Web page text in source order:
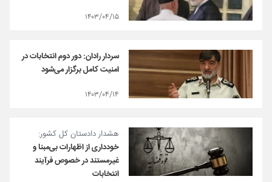
۱۴۰۳/۰۴/۱۵
سردار رادان: دور دوم انتخابات در
امنیت کامل برگزار می‌شود
۱۴۰۳/۰۴/۱۴
هشدار دادستان کل کشور:
خودداری از اظهارات بی‌مبنا و
غیرمستند در خصوص فرآیند
انتخابات